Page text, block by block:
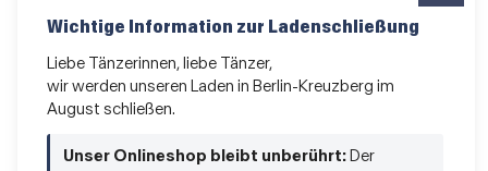
AGB Impressum • Datenschutz
Vertrag widerrufen
Wichtige Information zur Ladenschließung
Liebe Tänzerinnen, liebe Tänzer,
wir werden unseren Laden in Berlin-Kreuzberg im
August schließen.
Unser Onlineshop bleibt unberührt: Der